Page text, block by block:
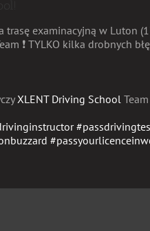
trasę examinacyjną w Luton
❗️ TYLKO kilka drobnych
XLENT Driving School Team
#
#